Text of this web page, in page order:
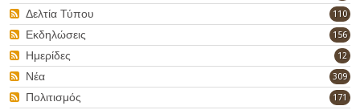
110
Δελτία Τύπου
156
Εκδηλώσεις
12
Ημερίδες
309
Νέα
171
Πολιτισμός